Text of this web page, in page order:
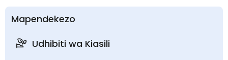
Mapendekezo
Udhibiti wa Kiasili